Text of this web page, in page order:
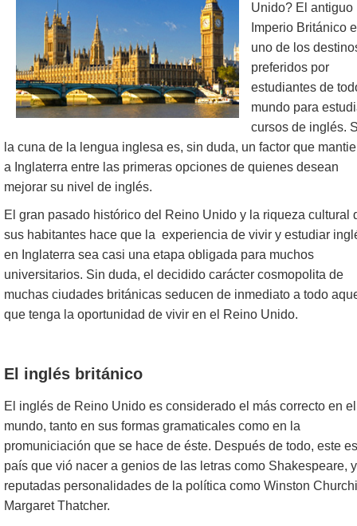
Unido? El antiguo
Imperio Británico
uno de los
preferidos por
estudiantes de
mundo para
cursos de inglés.
la cuna de la lengua inglesa es, sin duda, un factor que
a Inglaterra entre las primeras opciones de quienes desean
mejorar su nivel de inglés.
El gran pasado histórico del Reino Unido y la riqueza cultural
sus habitantes hace que la experiencia de vivir y estudiar
en Inglaterra sea casi una etapa obligada para muchos
universitarios. Sin duda, el decidido carácter cosmopolita de
muchas ciudades británicas seducen de inmediato a todo
que tenga la oportunidad de vivir en el Reino Unido.
El inglés británico
El inglés de Reino Unido es considerado el más correcto en el
mundo, tanto en sus formas gramaticales como en la
promuniciación que se hace de éste. Después de todo, este
país que vió nacer a genios de las letras como Shakespeare, y
reputadas personalidades de la política como Winston
Margaret Thatcher.